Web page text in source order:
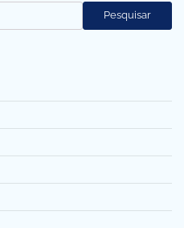
Pesquisar